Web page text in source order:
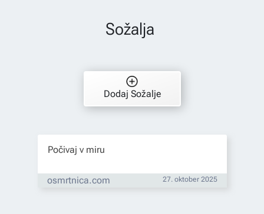
Sožalja
Dodaj Sožalje
Počivaj v miru
osmrtnica.com 27. oktober 2025